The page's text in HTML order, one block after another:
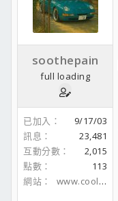
soothepain
full loading
已加入
9/17/03
訊息
23,481
互動分數
2,015
點數
113
網站
www.coolaler.com